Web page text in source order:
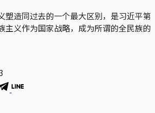
塑造同过去的一个最大区别，是习近平第
主义作为国家战略，成为所谓的全民族的